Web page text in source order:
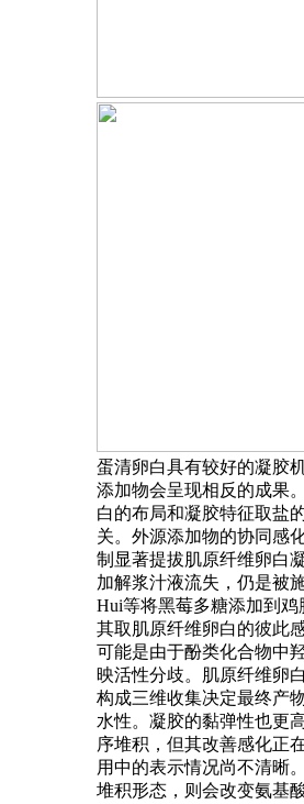
蛋清卵白具有较好的凝胶
添加物会呈现相反的成果
白的布局和凝胶特征取盐
关。外源添加物的协同感
制显著提拔肌原纤维卵白
加解浆汁液流失，仍是被
Hui等将黑莓多糖添加到鸡
其取肌原纤维卵白的彼此
可能是由于酚类化合物中
映活性分歧。肌原纤维卵
构成三维收集决定最终产
水性。凝胶的黏弹性也更
序堆积，但其改善感化正
用中的表示情况尚不清晰
堆积形态，则会改变氨基